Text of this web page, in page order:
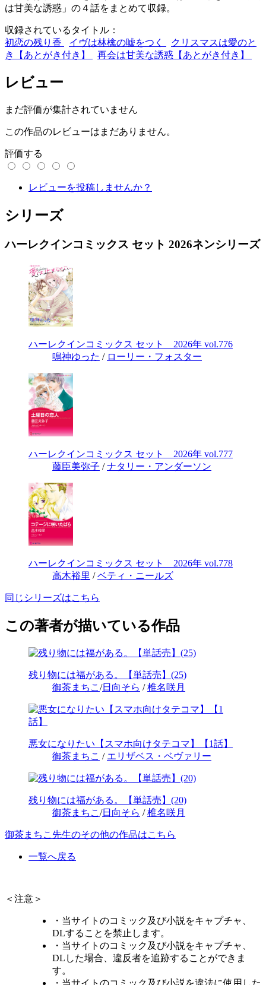
は甘美な誘惑」の４話をまとめて収録。
収録されているタイトル：
初恋の残り香
イヴは林檎の嘘をつく
クリスマスは愛のと
き【あとがき付き】
再会は甘美な誘惑【あとがき付き】
レビュー
まだ評価が集計されていません
この作品のレビューはまだありません。
評価する
レビューを投稿しませんか？
シリーズ
ハーレクインコミックス セット 2026ネンシリーズ
ハーレクインコミックス セット 2026年 vol.776
鳴神ゆった / ローリー・フォスター
ハーレクインコミックス セット 2026年 vol.777
藤臣美弥子 /ナタリー・アンダーソン
ハーレクインコミックス セット 2026年 vol.778
高木裕里 /ベティ・ニールズ
同じシリーズはこちら
この著者が描いている作品
残り物には福がある。【単話売】(25)
御茶まちこ /日向そら /椎名咲月
悪女になりたい【スマホ向けタテコマ】【1話】
御茶まちこ / エリザベス・ベヴァリー
残り物には福がある。【単話売】(20)
御茶まちこ /日向そら /椎名咲月
御茶まちこ先生のその他の作品はこちら
一覧へ戻る
＜注意＞
・当サイトのコミック及び小説をキャプチャ、
DLすることを禁止します。
・当サイトのコミック及び小説をキャプチャ、
DLした場合、違反者を追跡することができま
す。